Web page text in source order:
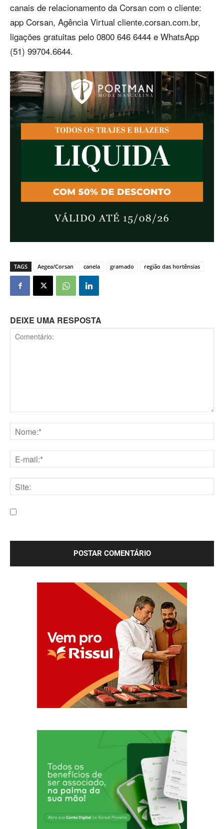
canais de relacionamento da Corsan com o cliente:
app Corsan, Agência Virtual cliente.corsan.com.br,
ligações gratuitas pelo 0800 646 6444 e WhatsApp
(51) 99704.6644.
TAGS Aegea/Corsan canela gramado região das hortênsias
DEIXE UMA RESPOSTA
mail:*